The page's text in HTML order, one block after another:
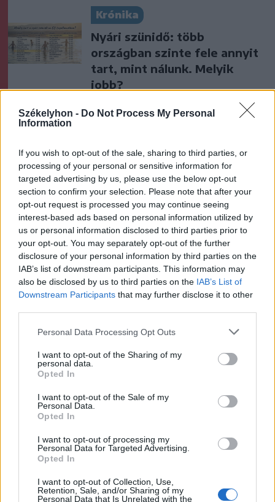
Székelyhon - Do Not Process My Personal
Information
If you wish to opt-out of the sale, sharing to third parties, or
processing of your personal or sensitive information for
targeted advertising by us, please use the below opt-out
section to confirm your selection. Please note that after your
opt-out request is processed you may continue seeing
interest-based ads based on personal information utilized by
us or personal information disclosed to third parties prior to
your opt-out. You may separately opt-out of the further
disclosure of your personal information by third parties on the
IAB’s list of downstream participants. This information may
also be disclosed by us to third parties on the IAB’s List of
Downstream Participants that may further disclose it to other
Personal Data Processing Opt Outs
I want to opt-out of the Sharing of my
personal data.
Opted In
I want to opt-out of the Sale of my
Personal Data.
Opted In
I want to opt-out of processing my
Personal Data for Targeted Advertising.
Opted In
I want to opt-out of Collection, Use,
Retention, Sale, and/or Sharing of my
Personal Data that Is Unrelated with the
Krónika
Nyári szünidő: több
országban szinte fele annyit
tart, mint nálunk. Melyik
jobb?
Székely Sport
után egyre nehezebb, de
jönni fognak a jó eredmények
Nőileg
B. Máthé Zsuzsa: Az élet
„doktoriját” végeztem el az
epilepsziámmal
A rovat további cikkei